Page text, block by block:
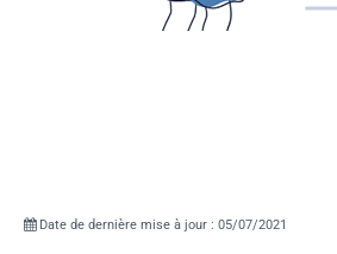
Date de dernière mise à jour : 05/07/2021